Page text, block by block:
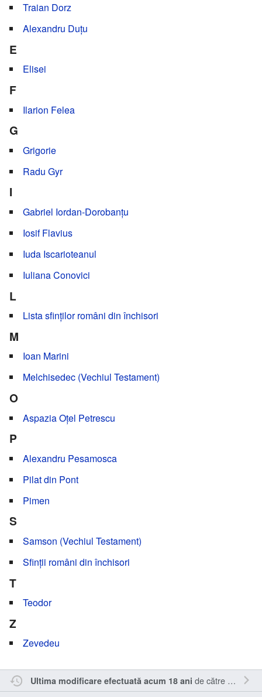
Traian Dorz
Alexandru Duțu
E
Elisei
F
Ilarion Felea
G
Grigorie
Radu Gyr
I
Gabriel Iordan-Dorobanțu
Iosif Flavius
Iuda Iscarioteanul
Iuliana Conovici
L
Lista sfinților români din închisori
M
Ioan Marini
Melchisedec (Vechiul Testament)
O
Aspazia Oțel Petrescu
P
Alexandru Pesamosca
Pilat din Pont
Pimen
S
Samson (Vechiul Testament)
Sfinții români din închisori
T
Teodor
Z
Zevedeu
Ultima modificare efectuată acum 18 ani de către Magda